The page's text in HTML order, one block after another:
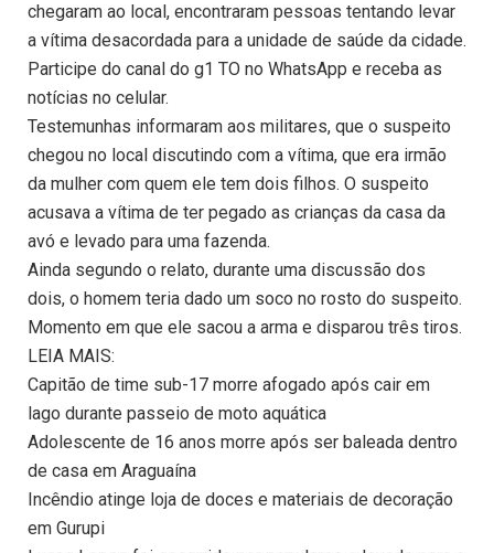
chegaram ao local, encontraram pessoas tentando levar
a vítima desacordada para a unidade de saúde da cidade.
Participe do canal do g1 TO no WhatsApp e receba as
notícias no celular.
Testemunhas informaram aos militares, que o suspeito
chegou no local discutindo com a vítima, que era irmão
da mulher com quem ele tem dois filhos. O suspeito
acusava a vítima de ter pegado as crianças da casa da
avó e levado para uma fazenda.
Ainda segundo o relato, durante uma discussão dos
dois, o homem teria dado um soco no rosto do suspeito.
Momento em que ele sacou a arma e disparou três tiros.
LEIA MAIS:
Capitão de time sub-17 morre afogado após cair em
lago durante passeio de moto aquática
Adolescente de 16 anos morre após ser baleada dentro
de casa em Araguaína
Incêndio atinge loja de doces e materiais de decoração
em Gurupi